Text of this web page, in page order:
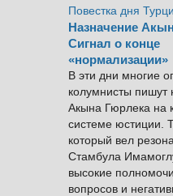
Повестка дня
Назначение
Сигнал о конце
«нормализации»
В эти дни многие
колумнисты пишут
Акына Гюрлека на
системе юстиции.
который вел
Стамбула
высокие
вопросов и